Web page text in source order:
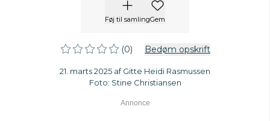
Føj til samlingGem
(0) Bedøm opskrift
21. marts 2025 af Gitte Heidi Rasmussen
Foto: Stine Christiansen